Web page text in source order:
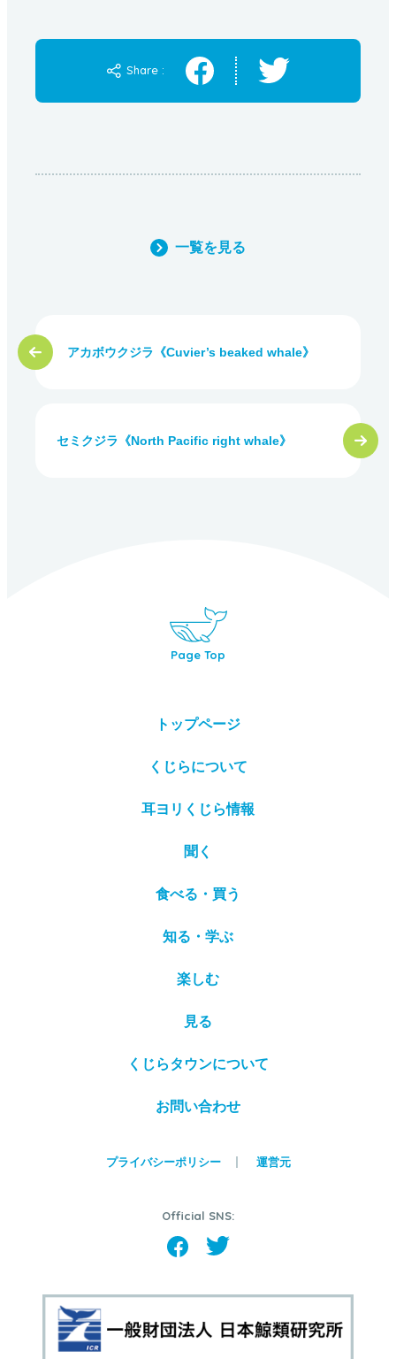
Share :
一覧を見る
アカボウクジラ《Cuvier’s beaked whale》
セミクジラ《North Pacific right whale》
Page Top
トップページ
くじらについて
耳ヨリくじら情報
聞く
食べる・買う
知る・学ぶ
楽しむ
見る
くじらタウンについて
お問い合わせ
プライバシーポリシー 運営元
Official SNS: